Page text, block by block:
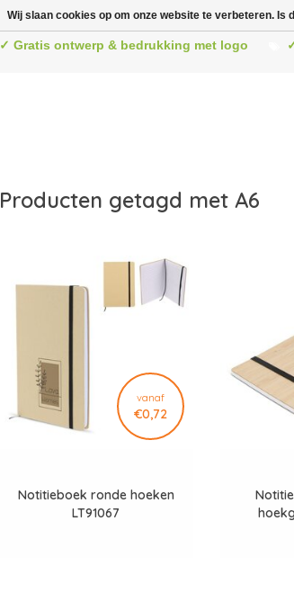
✓ Gratis ontwerp & bedrukking met logo
Producten getagd met A6
vanaf
€0,72
Notitieboek ronde hoeken
LT91067
Wij slaan cookies op om onze website te verbeteren. Is